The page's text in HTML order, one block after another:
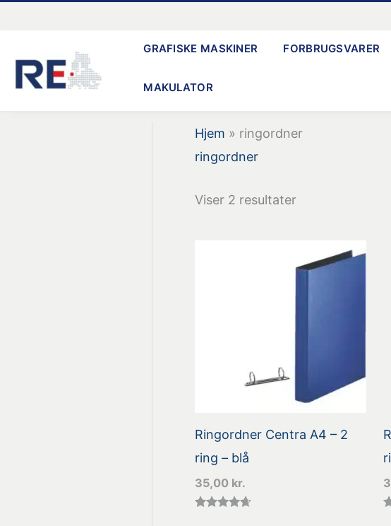
indholdet
GRAFISKE MASKINER FORBRUGSVARER
MAKULATOR
Hjem » ringordner
ringordner
Viser 2 resultater
Ringordner Centra A4 – 2
ring – blå
35,00 kr.